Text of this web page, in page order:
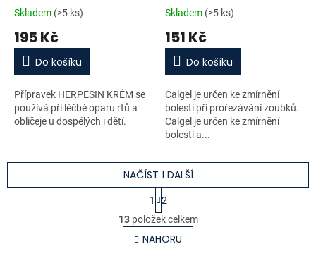
Skladem (>5 ks)
195 Kč
Do košíku
Přípravek HERPESIN KRÉM se
používá při léčbě oparu rtů a
obličeje u dospělých i dětí.
Skladem (>5 ks)
151 Kč
Do košíku
Calgel je určen ke zmírnění
bolesti při prořezávání zoubků.
Calgel je určen ke zmírnění
bolesti a...
O
v
l
á
NAČÍST 1 DALŠÍ
S
t
r
á
n
k
1
2
13položek celkem
NAHORU